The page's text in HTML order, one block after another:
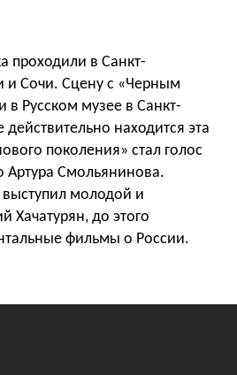
проходили в Санкт-
и Сочи. Сцену с «Черным
в Русском музее в Санкт-
действительно находится эта
поколения» стал голос
Артура Смольянинова.
молодой и
Хачатурян, до этого
фильмы о России.